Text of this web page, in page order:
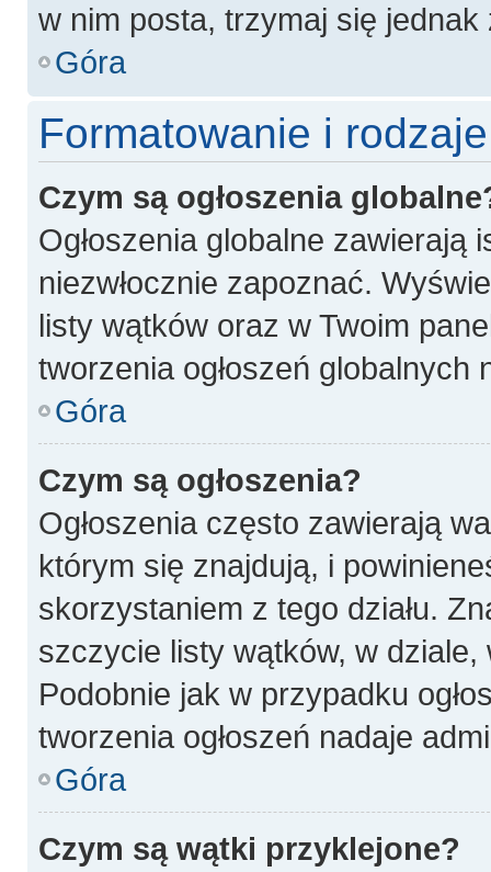
w nim posta, trzymaj się
Góra
Formatowanie i
Czym są ogłoszenia
Ogłoszenia globalne
niezwłocznie zapoznać.
listy wątków oraz w Twoim
tworzenia ogłoszeń globalnych
Góra
Czym są ogłoszenia?
Ogłoszenia często zawierają
którym się znajdują, i
skorzystaniem z tego działu.
szczycie listy wątków, w
Podobnie jak w przypadku
tworzenia ogłoszeń nadaje
Góra
Czym są wątki przyklejone?